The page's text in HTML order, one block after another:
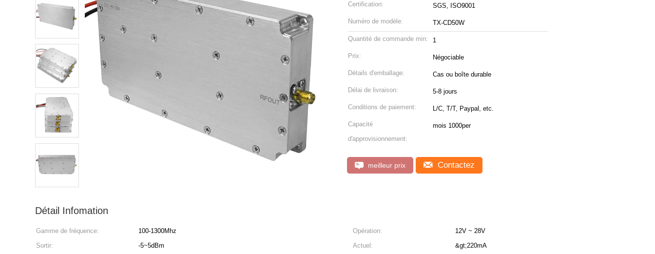
Certification: SGS, ISO9001
Numéro de modèle: TX-CD50W
Quantité de commande min: 1
Prix: Négociable
Détails d'emballage: Cas ou boîte durable
Délai de livraison: 5-8 jours
Conditions de paiement: L/C, T/T, Paypal, etc.
Capacité
d'approvisionnement:
mois 1000per
meilleur prix Contactez
Détail Infomation
Gamme de fréquence: 100-1300Mhz Opération:
12V ~ 28V
Sortir:
-5~5dBm Actuel:
&gt;220mA